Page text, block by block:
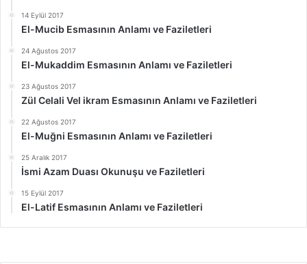
14 Eylül 2017
El-Mucib Esmasının Anlamı ve Faziletleri
24 Ağustos 2017
El-Mukaddim Esmasının Anlamı ve Faziletleri
23 Ağustos 2017
Zül Celali Vel ikram Esmasının Anlamı ve Faziletleri
22 Ağustos 2017
El-Muğni Esmasının Anlamı ve Faziletleri
25 Aralık 2017
İsmi Azam Duası Okunuşu ve Faziletleri
15 Eylül 2017
El-Latif Esmasının Anlamı ve Faziletleri